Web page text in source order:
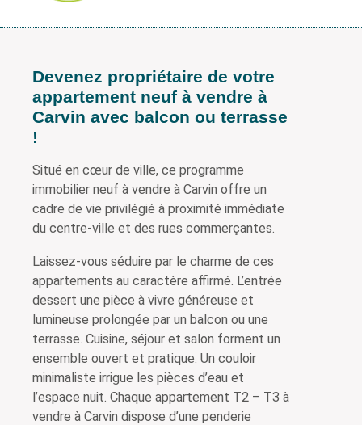
Devenez propriétaire de votre
appartement neuf à vendre à
Carvin avec balcon ou terrasse
!
Situé en cœur de ville, ce programme
immobilier neuf à vendre à Carvin offre un
cadre de vie privilégié à proximité immédiate
du centre-ville et des rues commerçantes.
Laissez-vous séduire par le charme de ces
appartements au caractère affirmé. L’entrée
dessert une pièce à vivre généreuse et
lumineuse prolongée par un balcon ou une
terrasse. Cuisine, séjour et salon forment un
ensemble ouvert et pratique. Un couloir
minimaliste irrigue les pièces d’eau et
l’espace nuit. Chaque appartement T2 – T3 à
vendre à Carvin dispose d’une penderie